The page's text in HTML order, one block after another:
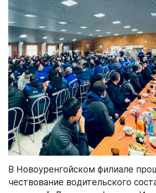
В Новоуренгойском филиале
чествование водительского